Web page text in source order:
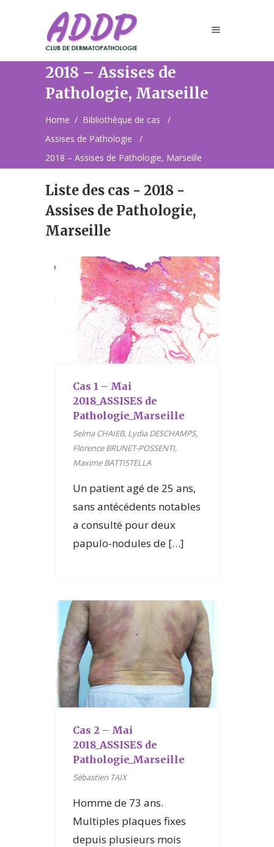
2018 – Assises de
Pathologie, Marseille
Home / Bibliothèque de cas
/
Assises de Pathologie
/
2018 – Assises de Pathologie, Marseille
Liste des cas - 2018 -
Assises de Pathologie,
Marseille
Cas 1 – Mai
2018_ASSISES de
Pathologie_Marseille
Selma CHAIEB, Lydia DESCHAMPS,
Florence BRUNET-POSSENTI,
Maxime BATTISTELLA
Un patient agé de 25 ans,
sans antécédents notables
a consulté pour deux
papulo-nodules de […]
Cas 2 – Mai
2018_ASSISES de
Pathologie_Marseille
Sébastien TAIX
Homme de 73 ans.
Multiples plaques fixes
depuis plusieurs mois